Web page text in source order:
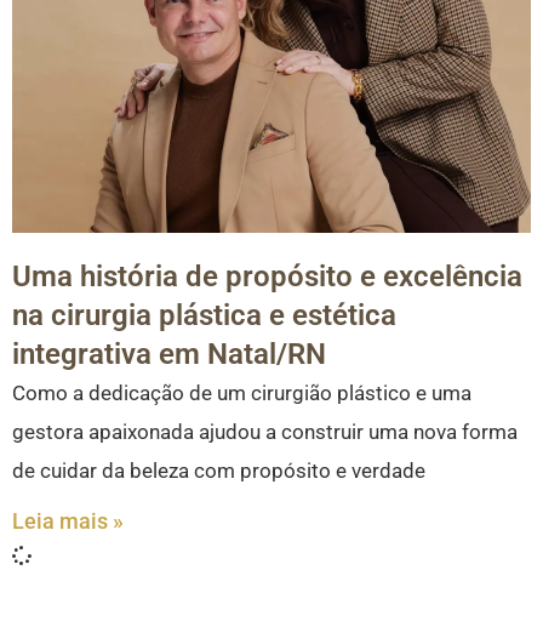
Uma história de propósito e excelência
na cirurgia plástica e estética
integrativa em Natal/RN
Como a dedicação de um cirurgião plástico e uma
gestora apaixonada ajudou a construir uma nova forma
de cuidar da beleza com propósito e verdade
Leia mais »